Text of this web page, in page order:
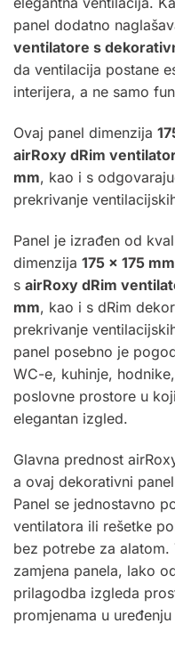
panel dodatno
ventilatore s
da ventilacija postane
interijera, a ne samo
Ovaj panel dimenzija
airRoxy dRim
mm, kao i s
prekrivanje
Panel je izrađen od
dimenzija 175 × 175 mm
s airRoxy dRim
mm, kao i s dRim
prekrivanje
panel posebno je
WC-e, kuhinje,
poslovne prostore u
elegantan izgled.
Glavna prednost
a ovaj dekorativni
Panel se jednostavno
ventilatora ili rešetke
bez potrebe za
zamjena panela, lako
prilagodba izgleda
promjenama u